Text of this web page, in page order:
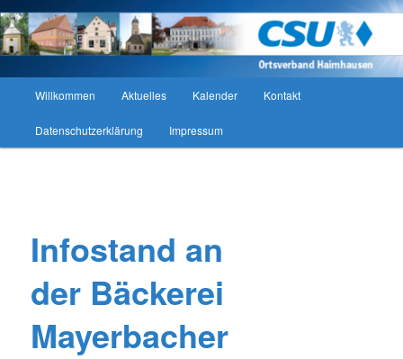
Zum
primären
Inhalt
CSU Ortsverband Haimhausen
CSU Ortsverband Haimhausen
Willkommen Aktuelles Kalender Kontakt
Datenschutzerklärung Impressum
Infostand an
der Bäckerei
Mayerbacher